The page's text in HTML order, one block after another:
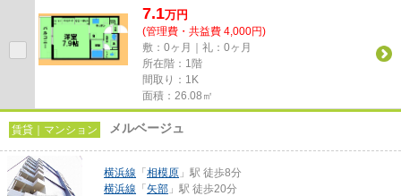
7.1万円
(管理費・共益費 4,000円)
敷：0ヶ月｜礼：0ヶ月
所在階：1階
間取り：1K
面積：26.08㎡
賃貸｜マンション メルベージュ
横浜線 「 相模原 」駅 徒歩8分
横浜線 「 矢部 」駅 徒歩20分